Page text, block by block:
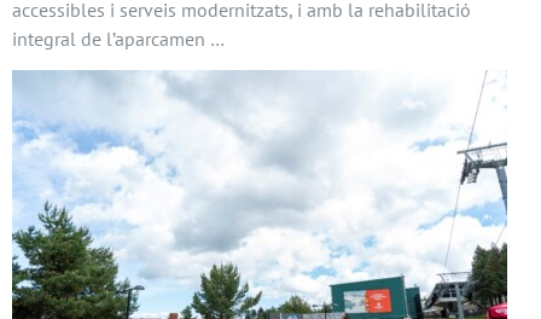
accessibles i serveis modernitzats, i amb la rehabilitació
integral de l’aparcamen …